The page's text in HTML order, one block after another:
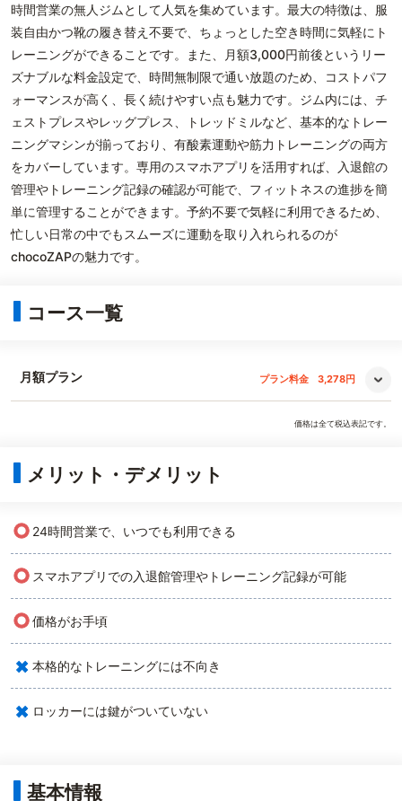
時間営業の無人ジムとして人気を集めています。最大の特徴は、服
装自由かつ靴の履き替え不要で、ちょっとした空き時間に気軽にト
レーニングができることです。また、月額3,000円前後というリー
ズナブルな料金設定で、時間無制限で通い放題のため、コストパフ
ォーマンスが高く、長く続けやすい点も魅力です。ジム内には、チ
ェストプレスやレッグプレス、トレッドミルなど、基本的なトレー
ニングマシンが揃っており、有酸素運動や筋力トレーニングの両方
をカバーしています。専用のスマホアプリを活用すれば、入退館の
管理やトレーニング記録の確認が可能で、フィットネスの進捗を簡
単に管理することができます。予約不要で気軽に利用できるため、
忙しい日常の中でもスムーズに運動を取り入れられるのが
chocoZAPの魅力です。
コース一覧
月額プラン プラン料金 3,278円
価格は全て税込表記です。
メリット・デメリット
○ 24時間営業で、いつでも利用できる
○ スマホアプリでの入退館管理やトレーニング記録が可能
○価格がお手頃
× 本格的なトレーニングには不向き
× ロッカーには鍵がついていない
基本情報